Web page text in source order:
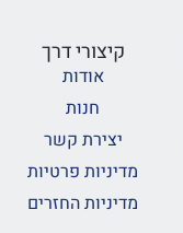
קיצורי דרך
אודות
חנות
יצירת קשר
מדיניות פרטיות
מדיניות החזרים